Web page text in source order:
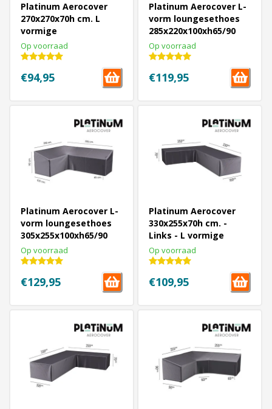
Platinum Aerocover
270x270x70h cm. L
vormige
loungesethoes
Op voorraad
€94,95
Platinum Aerocover L-
vorm loungesethoes
285x220x100xh65/90
cm. - Links
Op voorraad
€119,95
Platinum Aerocover L-
vorm loungesethoes
305x255x100xh65/90
cm. - Links
Op voorraad
€129,95
Platinum Aerocover
330x255x70h cm. -
Links - L vormige
loungesethoes
Op voorraad
€109,95